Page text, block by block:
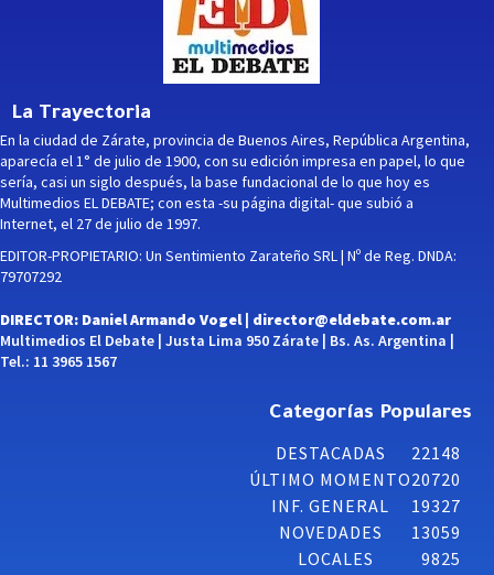
La Trayectoria
En la ciudad de Zárate, provincia de Buenos Aires, República Argentina,
aparecía el 1° de julio de 1900, con su edición impresa en papel, lo que
sería, casi un siglo después, la base fundacional de lo que hoy es
Multimedios EL DEBATE; con esta -su página digital- que subió a
Internet, el 27 de julio de 1997.
EDITOR-PROPIETARIO: Un Sentimiento Zarateño SRL | Nº de Reg. DNDA:
79707292
DIRECTOR: Daniel Armando Vogel | director@eldebate.com.ar
Multimedios El Debate | Justa Lima 950 Zárate | Bs. As. Argentina |
Tel.: 11 3965 1567
Categorías Populares
DESTACADAS
22148
ÚLTIMO MOMENTO20720
INF. GENERAL
19327
NOVEDADES
13059
LOCALES
9825